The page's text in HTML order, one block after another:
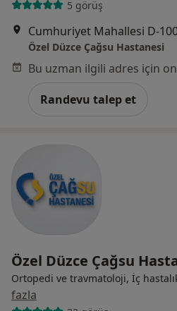
5 görüş
Özel Düzce Çağsu Hastanesi
Randevu talep et
Özel Düzce Çağsu
Ortopedi ve travmatoloji, İç
fazla